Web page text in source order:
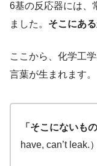
6基の反応器には、
ました。 そこにあ
ここから、化学工
言葉が生まれます。
「そこにないも
have, can’t leak.）